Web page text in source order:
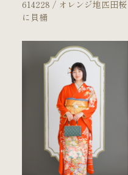
614228 / オレンジ地匹田桜
に貝桶